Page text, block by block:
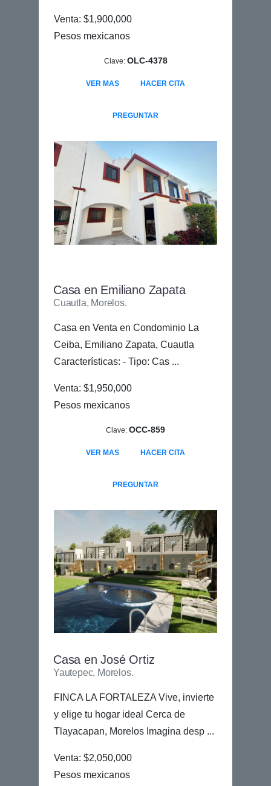
Venta: $1,900,000
Pesos mexicanos
Clave: OLC-4378
VER MAS HACER CITA
PREGUNTAR
Casa en Emiliano Zapata
Cuautla, Morelos.
Casa en Venta en Condominio La
Ceiba, Emiliano Zapata, Cuautla
Características: - Tipo: Cas ...
Venta: $1,950,000
Pesos mexicanos
Clave: OCC-859
VER MAS HACER CITA
PREGUNTAR
Casa en José Ortiz
Yautepec, Morelos.
FINCA LA FORTALEZA Vive, invierte
y elige tu hogar ideal Cerca de
Tlayacapan, Morelos Imagina desp ...
Venta: $2,050,000
Pesos mexicanos